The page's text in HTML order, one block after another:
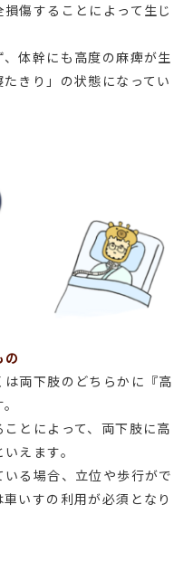
傷することによって生じ
体幹にも高度の麻痺が生
きり」の状態になってい
の
両下肢のどちらかに『高
とによって、両下肢に高
えます。
る場合、立位や歩行がで
いすの利用が必須となり